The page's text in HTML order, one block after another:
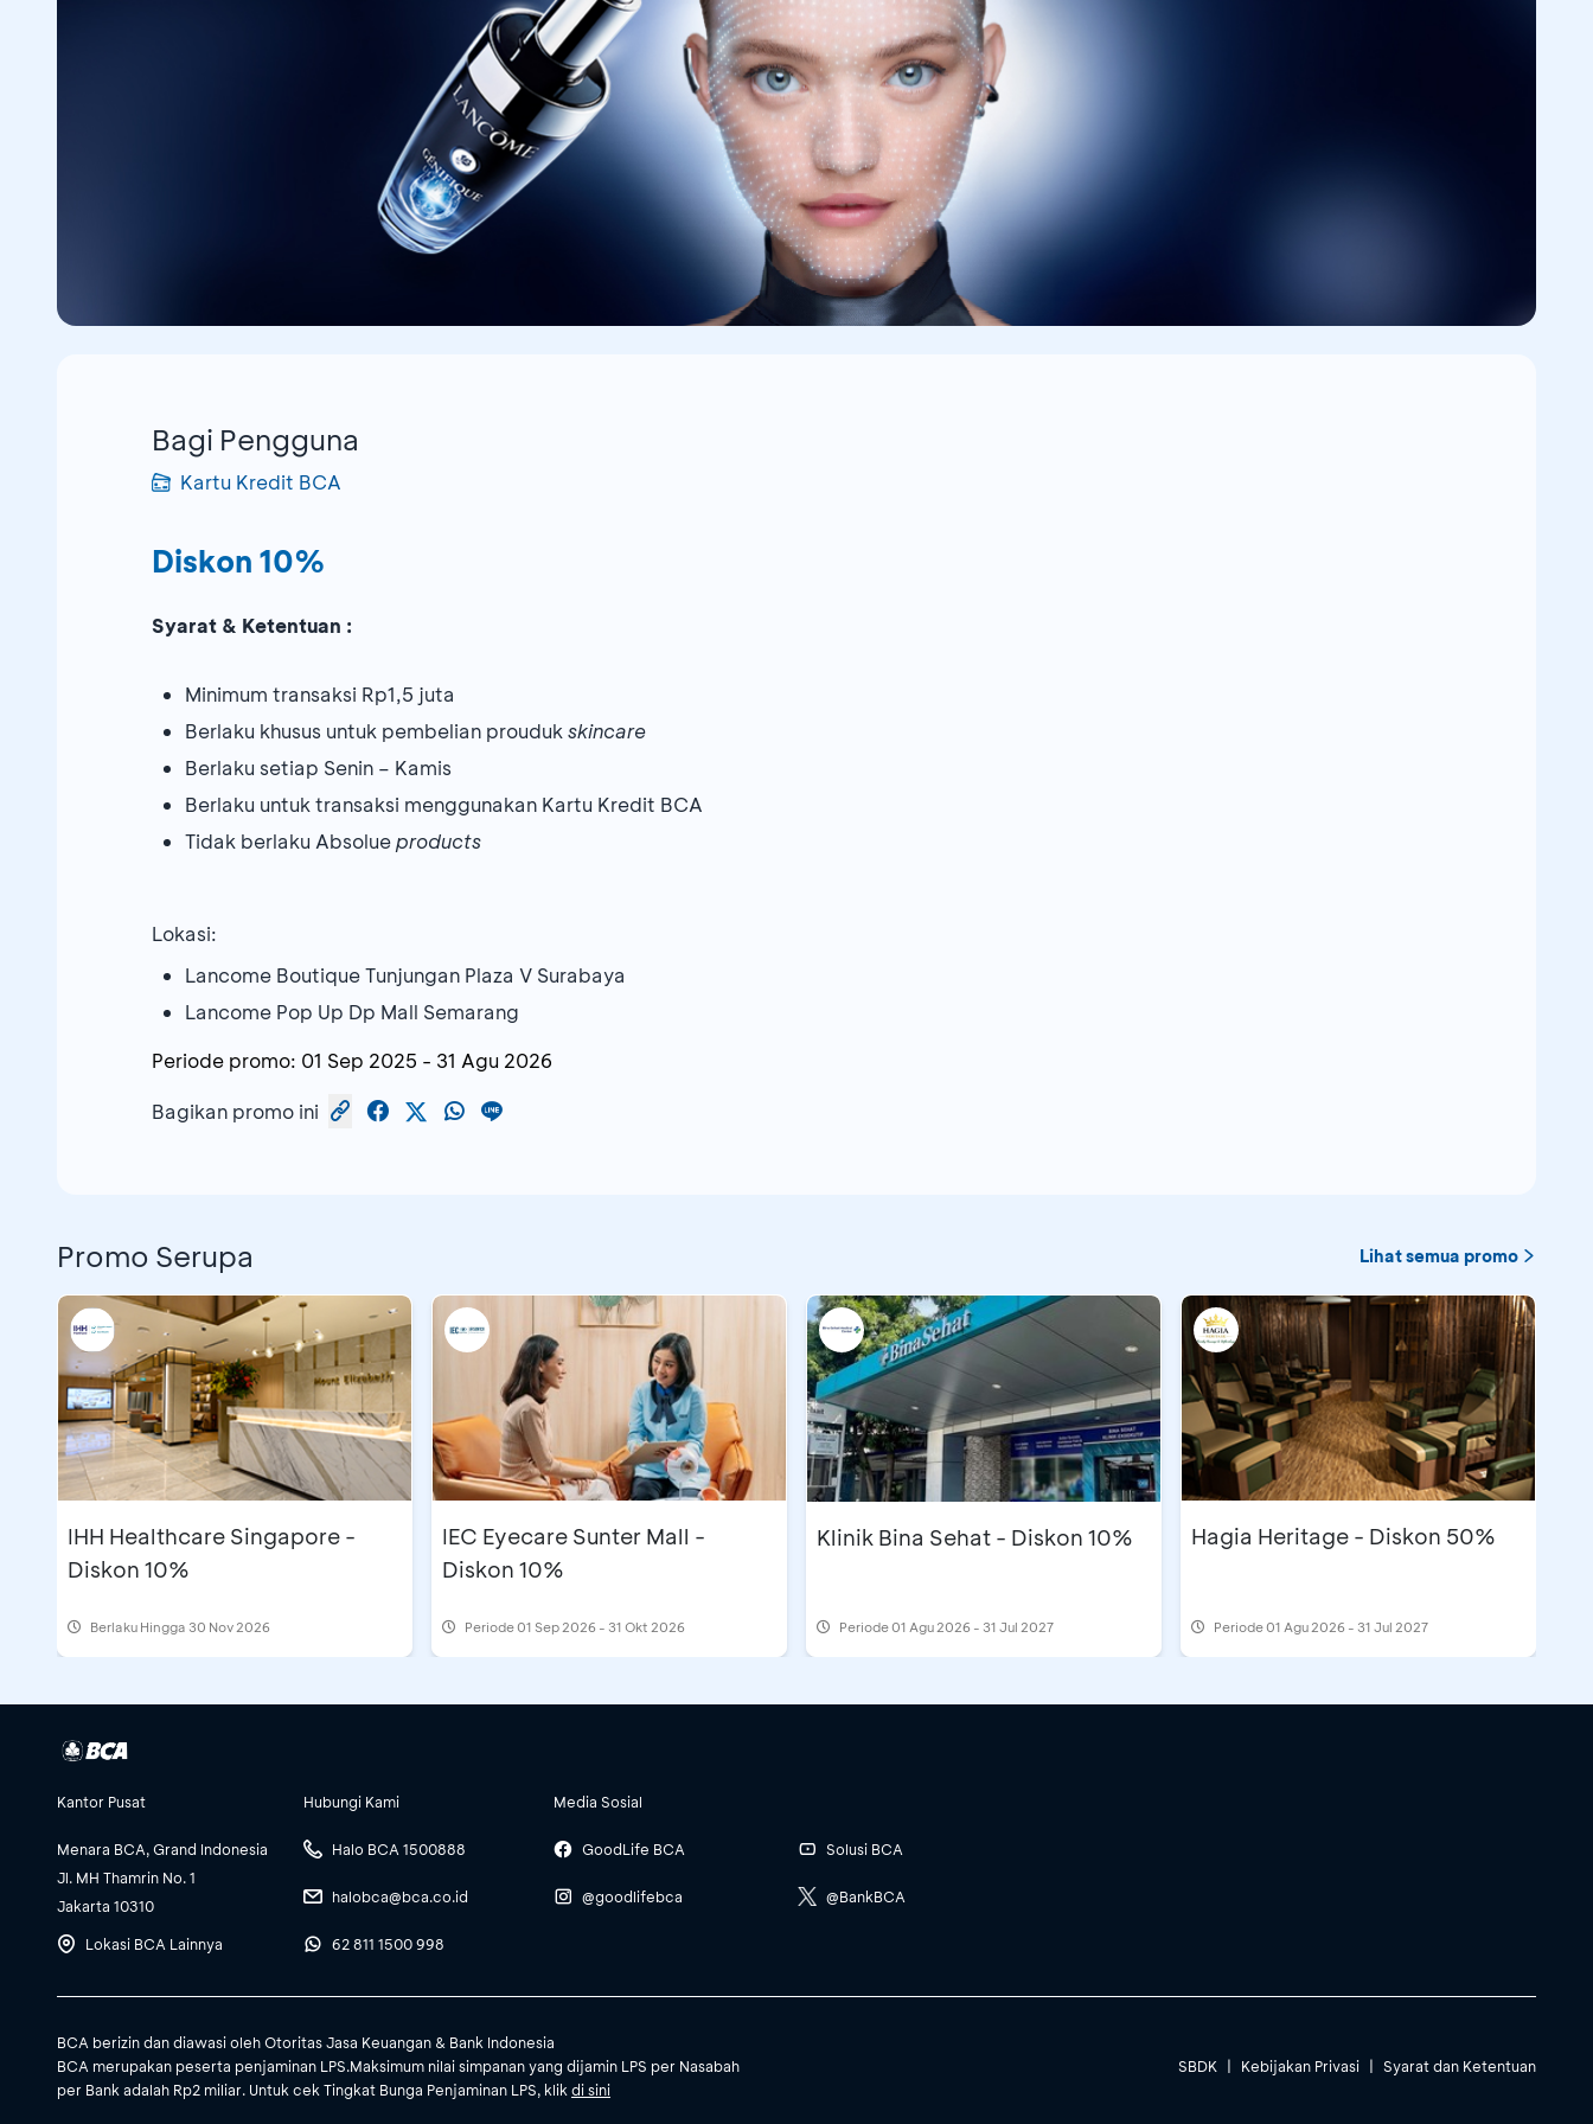
Bagi Pengguna
Kartu Kredit BCA
Diskon 10%
Syarat & Ketentuan :
Minimum transaksi Rp1,5 juta
Berlaku khusus untuk pembelian proudukskincare
Berlaku setiap Senin – Kamis
Berlaku untuk transaksi menggunakan Kartu Kredit BCA
Tidak berlaku Absolueproducts
Lokasi:
Lancome Boutique Tunjungan Plaza V Surabaya
Lancome Pop Up Dp Mall Semarang
Periode promo: 01 Sep 2025 - 31 Agu 2026
Bagikan promo ini
Promo Serupa Lihat semua promo
IHH Healthcare Singapore -
Diskon 10%
Berlaku Hingga 30 Nov 2026
IEC Eyecare Sunter Mall -
Diskon 10%
Periode01 Sep 2026 - 31 Okt 2026
Klinik Bina Sehat - Diskon 10%
Periode01 Agu 2026 - 31 Jul 2027
Hagia Heritage - Diskon 50%
Periode01 Agu 2026 - 31 Jul 2027
Kantor Pusat
Menara BCA, Grand Indonesia
Jl. MH Thamrin No. 1
Jakarta 10310
Lokasi BCA Lainnya
Hubungi Kami
Halo BCA 1500888
halobca@bca.co.id
62 811 1500 998
Media Sosial
GoodLife BCA
@goodlifebca
Solusi BCA
@BankBCA
BCA berizin dan diawasi oleh Otoritas Jasa Keuangan & Bank Indonesia
BCA merupakan peserta penjaminan LPS.Maksimum nilai simpanan yang dijamin LPS per Nasabah
per Bank adalah Rp2 miliar. Untuk cek Tingkat Bunga Penjaminan LPS, klik di sini
SBDK | Kebijakan Privasi | Syarat dan Ketentuan